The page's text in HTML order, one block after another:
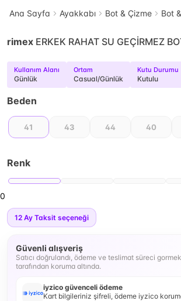
Ana Sayfa Ayakkabı Bot & Çizme Bot
rimex ERKEK RAHAT SU GEÇİRMEZ
Kullanım Alanı
Günlük
Ortam
Casual/Günlük
Kutu Durumu
Kutulu
Beden
41 43 44 40
Renk
0
12 Ay Taksit seçeneği
Güvenli alışveriş
Satıcı doğrulandı, ödeme ve teslimat süreci
tarafından koruma altında.
iyzico güvenceli ödeme
Kart bilgileriniz şifreli, ödeme iyzico